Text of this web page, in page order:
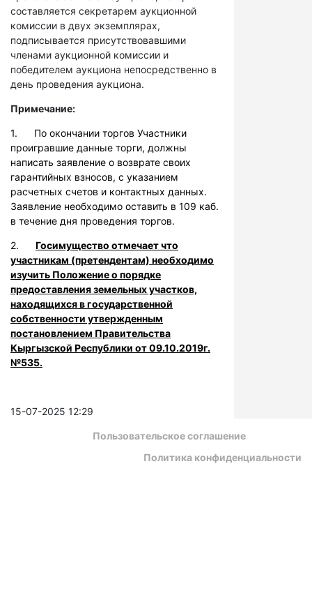
составляется секретарем аукционной
комиссии в двух экземплярах,
подписывается присутствовавшими
членами аукционной комиссии и
победителем аукциона непосредственно в
день проведения аукциона.
Примечание:
1. По окончании торгов Участники
проигравшие данные торги, должны
написать заявление о возврате своих
гарантийных взносов, с указанием
расчетных счетов и контактных данных.
Заявление необходимо оставить в 109 каб.
в течение дня проведения торгов.
2. Госимущество отмечает что
участникам (претендентам) необходимо
изучить Положение о порядке
предоставления земельных участков,
находящихся в государственной
собственности утвержденным
постановлением Правительства
Кыргызской Республики от 09.10.2019г.
№535.
15-07-2025 12:29
Пользовательское соглашение
Политика конфиденциальности